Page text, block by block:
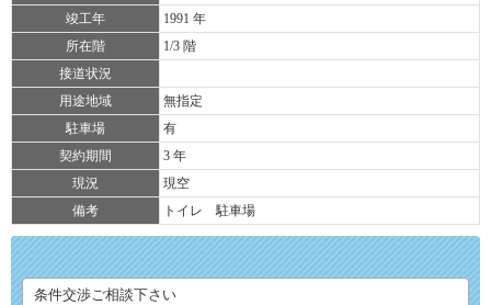
竣工年
1991 年
所在階
1/3 階
接道状況
用途地域
無指定
駐車場
有
契約期間
3 年
現況
現空
備考
トイレ 駐車場
条件交渉ご相談下さい